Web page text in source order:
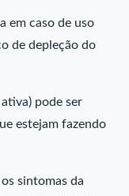
em caso de uso
de depleção do
pode ser
estejam fazendo
sintomas da